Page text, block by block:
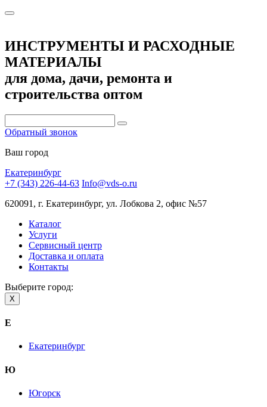
ИНСТРУМЕНТЫ И РАСХОДНЫЕ
МАТЕРИАЛЫ
для дома, дачи, ремонта и
строительства оптом
Обратный звонок
Ваш город
Екатеринбург
+7 (343) 226-44-63 Info@vds-o.ru
620091, г. Екатеринбург, ул. Лобкова 2, офис №57
Каталог
Услуги
Сервисный центр
Доставка и оплата
Контакты
Выберите город:
X
Е
Екатеринбург
Ю
Югорск